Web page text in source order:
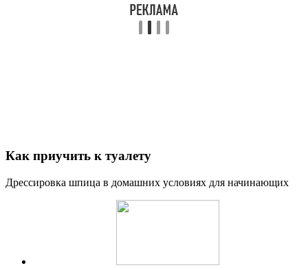
Как приучить к туалету
Дрессировка шпица в домашних условиях для начинающих